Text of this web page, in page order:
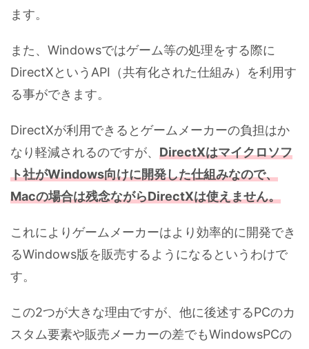
ます。
また、Windowsではゲーム等の処理をする際に
DirectXというAPI（共有化された仕組み）を利用す
る事ができます。
DirectXが利用できるとゲームメーカーの負担はか
なり軽減されるのですが、 DirectXはマイクロソフ
ト社がWindows向けに開発した仕組みなので、
Macの場合は残念ながらDirectXは使えません。
これによりゲームメーカーはより効率的に開発でき
るWindows版を販売するようになるというわけで
す。
この2つが大きな理由ですが、他に後述するPCのカ
スタム要素や販売メーカーの差でもWindowsPCの